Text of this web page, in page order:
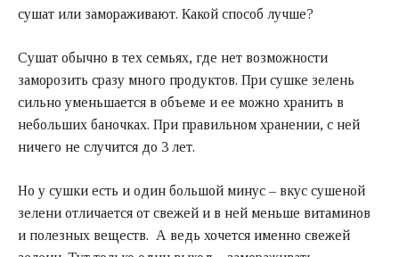
сушат или замораживают. Какой способ лучше?
Сушат обычно в тех семьях, где нет возможности
заморозить сразу много продуктов. При сушке зелень
сильно уменьшается в объеме и ее можно хранить в
небольших баночках. При правильном хранении, с ней
ничего не случится до 3 лет.
Но у сушки есть и один большой минус – вкус сушеной
зелени отличается от свежей и в ней меньше витаминов
и полезных веществ. А ведь хочется именно свежей